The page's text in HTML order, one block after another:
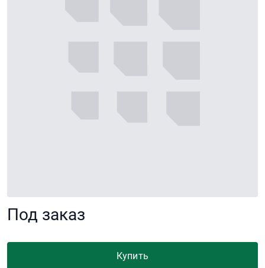
Под заказ
Купить